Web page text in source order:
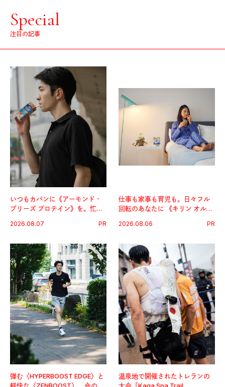
Special
注目の記事
いつもカバンに《アーモンド・
ブリーズ プロテイン》を。忙し
グ習慣。
2026.08.07 PR
仕事も家事も育児も。日々フル
回転のあなたに 《キリン オルニ
2026.08.06 PR
弾む〈HYPERBOOST EDGE〉と
温泉地で開催されたトレランの